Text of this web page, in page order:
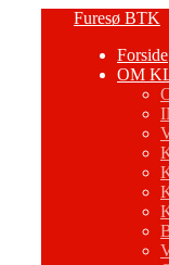
Furesø BTK
Forside
OM